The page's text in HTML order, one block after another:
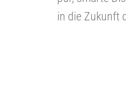
in die Zukunft